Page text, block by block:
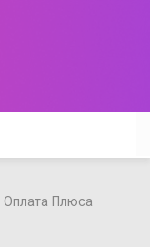
Оплата Плюса